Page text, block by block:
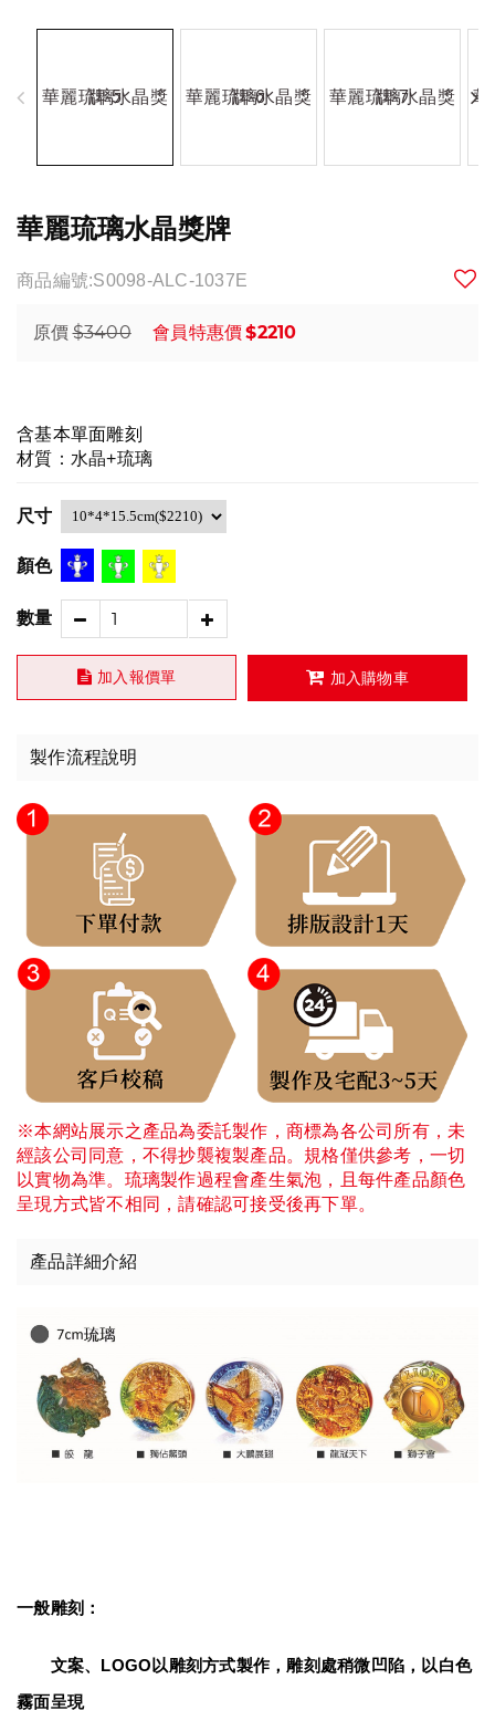
華麗琉璃水晶獎牌
商品編號:S0098-ALC-1037E
原價 $3400 會員特惠價$2210
含基本單面雕刻
材質：水晶+琉璃
尺寸
顏色
數量
加入報價單 加入購物車
製作流程說明
※本網站展示之產品為委託製作，商標為各公司所有，未
經該公司同意，不得抄襲複製產品。規格僅供參考，一切
以實物為準。琉璃製作過程會產生氣泡，且每件產品顏色
呈現方式皆不相同，請確認可接受後再下單。
產品詳細介紹
一般雕刻：
文案、LOGO以雕刻方式製作，雕刻處稍微凹陷，以白色
霧面呈現